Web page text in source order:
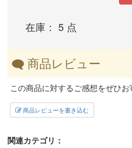
在庫： 5 点
商品レビュー
この商品に対するご感想をぜひお
商品レビューを書き込む
関連カテゴリ：